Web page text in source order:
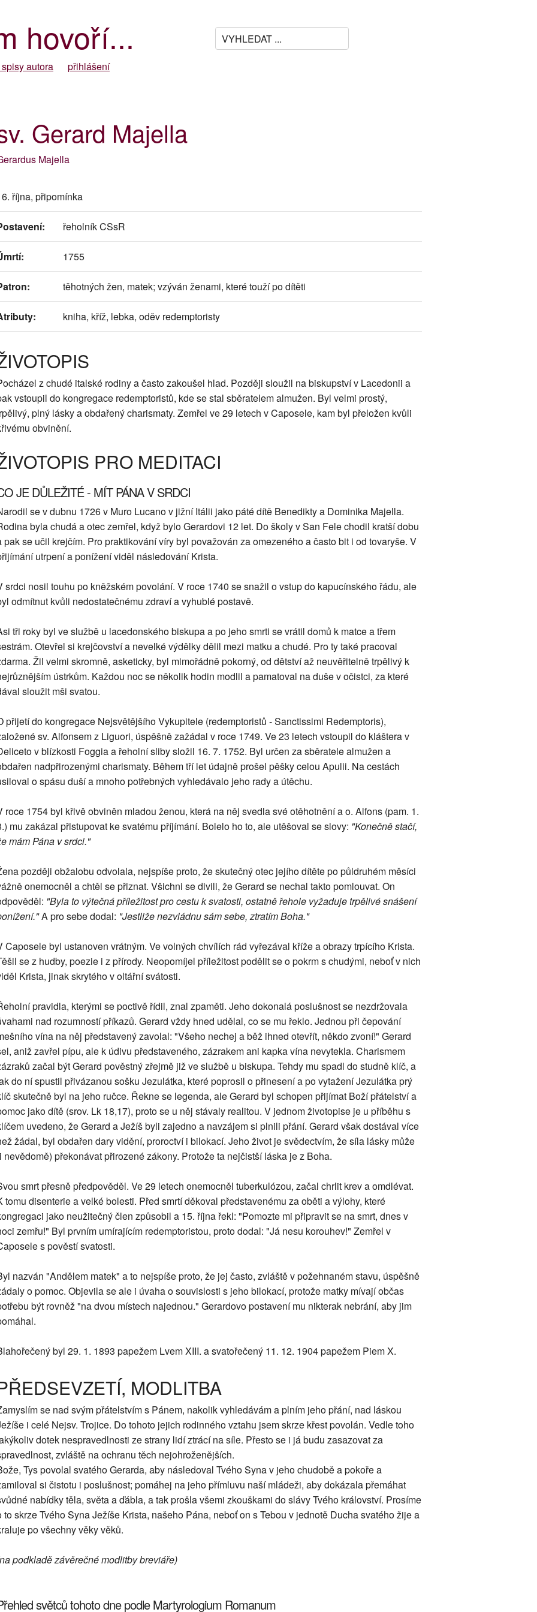
hovoří...
autora přihlášení
Gerard Majella
Majella
října, připomínka
řeholník CSsR
1755
těhotných žen, matek; vzýván ženami, které touží po dítěti
kniha, kříž, lebka, oděv redemptoristy
z chudé italské rodiny a často zakoušel hlad. Později sloužil na biskupství v Lacedonii a
vstoupil do kongregace redemptoristů, kde se stal sběratelem almužen. Byl velmi prostý,
plný lásky a obdařený charismaty. Zemřel ve 29 letech v Caposele, kam byl přeložen kvůli
obvinění.
PRO MEDITACI
JE DŮLEŽITÉ - MÍT PÁNA V SRDCI
se v dubnu 1726 v Muro Lucano v jižní Itálii jako páté dítě Benedikty a Dominika Majella.
byla chudá a otec zemřel, když bylo Gerardovi 12 let. Do školy v San Fele chodil kratší dobu
pak se učil krejčím. Pro praktikování víry byl považován za omezeného a často bit i od tovaryše. V
utrpení a ponížení viděl následování Krista.
srdci nosil touhu po kněžském povolání. V roce 1740 se snažil o vstup do kapucínského řádu, ale
odmítnut kvůli nedostatečnému zdraví a vyhublé postavě.
tři roky byl ve službě u lacedonského biskupa a po jeho smrti se vrátil domů k matce a třem
Otevřel si krejčovství a nevelké výdělky dělil mezi matku a chudé. Pro ty také pracoval
Žil velmi skromně, asketicky, byl mimořádně pokorný, od dětství až neuvěřitelně trpělivý k
ústrkům. Každou noc se několik hodin modlil a pamatoval na duše v očistci, za které
sloužit mši svatou.
přijetí do kongregace Nejsvětějšího Vykupitele (redemptoristů - Sanctissimi Redemptoris),
sv. Alfonsem z Liguori, úspěšně zažádal v roce 1749. Ve 23 letech vstoupil do kláštera v
v blízkosti Foggia a řeholní sliby složil 16. 7. 1752. Byl určen za sběratele almužen a
nadpřirozenými charismaty. Během tří let údajně prošel pěšky celou Apulii. Na cestách
o spásu duší a mnoho potřebných vyhledávalo jeho rady a útěchu.
roce 1754 byl křivě obviněn mladou ženou, která na něj svedla své otěhotnění a o. Alfons (pam. 1.
mu zakázal přistupovat ke svatému příjímání. Bolelo ho to, ale utěšoval se slovy: "Konečně stačí,
mám Pána v srdci."
později obžalobu odvolala, nejspíše proto, že skutečný otec jejího dítěte po půldruhém měsíci
onemocněl a chtěl se přiznat. Všichni se divili, že Gerard se nechal takto pomlouvat. On
"Byla to výtečná příležitost pro cestu k svatosti, ostatně řehole vyžaduje trpělivé snášení
A pro sebe dodal: "Jestliže nezvládnu sám sebe, ztratím Boha."
Caposele byl ustanoven vrátným. Ve volných chvílích rád vyřezával kříže a obrazy trpícího Krista.
se z hudby, poezie i z přírody. Neopomíjel příležitost podělit se o pokrm s chudými, neboť v nich
Krista, jinak skrytého v oltářní svátosti.
pravidla, kterými se poctivě řídil, znal zpaměti. Jeho dokonalá poslušnost se nezdržovala
nad rozumností příkazů. Gerard vždy hned udělal, co se mu řeklo. Jednou při čepování
vína na něj představený zavolal: "Všeho nechej a běž ihned otevřít, někdo zvoní!" Gerard
aniž zavřel pípu, ale k údivu představeného, zázrakem ani kapka vína nevytekla. Charismem
začal být Gerard pověstný zřejmě již ve službě u biskupa. Tehdy mu spadl do studně klíč, a
do ní spustil přivázanou sošku Jezulátka, které poprosil o přinesení a po vytažení Jezulátka prý
skutečně byl na jeho ručce. Řekne se legenda, ale Gerard byl schopen přijímat Boží přátelství a
jako dítě (srov. Lk 18,17), proto se u něj stávaly realitou. V jednom životopise je u příběhu s
uvedeno, že Gerard a Ježíš byli zajedno a navzájem si plnili přání. Gerard však dostával více
žádal, byl obdařen dary vidění, proroctví i bilokací. Jeho život je svědectvím, že síla lásky může
nevědomě) překonávat přirozené zákony. Protože ta nejčistší láska je z Boha.
smrt přesně předpověděl. Ve 29 letech onemocněl tuberkulózou, začal chrlit krev a omdlévat.
tomu disenterie a velké bolesti. Před smrtí děkoval představenému za oběti a výlohy, které
jako neužitečný člen způsobil a 15. října řekl: "Pomozte mi připravit se na smrt, dnes v
zemřu!" Byl prvním umírajícím redemptoristou, proto dodal: "Já nesu korouhev!" Zemřel v
s pověstí svatosti.
nazván "Andělem matek" a to nejspíše proto, že jej často, zvláště v požehnaném stavu, úspěšně
o pomoc. Objevila se ale i úvaha o souvislosti s jeho bilokací, protože matky mívají občas
být rovněž "na dvou místech najednou." Gerardovo postavení mu nikterak nebrání, aby jim
byl 29. 1. 1893 papežem Lvem XIII. a svatořečený 11. 12. 1904 papežem Piem X.
MODLITBA
se nad svým přátelstvím s Pánem, nakolik vyhledávám a plním jeho přání, nad láskou
i celé Nejsv. Trojice. Do tohoto jejich rodinného vztahu jsem skrze křest povolán. Vedle toho
dotek nespravedlnosti ze strany lidí ztrácí na síle. Přesto se i já budu zasazovat za
zvláště na ochranu těch nejohroženějších.
Tys povolal svatého Gerarda, aby následoval Tvého Syna v jeho chudobě a pokoře a
si čistotu i poslušnost; pomáhej na jeho přímluvu naší mládeži, aby dokázala přemáhat
nabídky těla, světa a ďábla, a tak prošla všemi zkouškami do slávy Tvého království. Prosíme
to skrze Tvého Syna Ježíše Krista, našeho Pána, neboť on s Tebou v jednotě Ducha svatého žije a
po všechny věky věků.
podkladě závěrečné modlitby breviáře)
světců tohoto dne podle Martyrologium Romanum